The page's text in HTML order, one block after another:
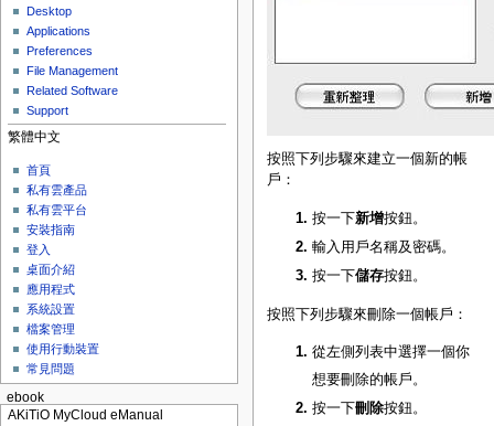
按照下列步驟來建立一個新的帳
戶：
按一下新增按鈕。
輸入用戶名稱及密碼。
按一下儲存按鈕。
按照下列步驟來刪除一個帳戶：
從左側列表中選擇一個你
想要刪除的帳戶。
按一下刪除按鈕。
Desktop
Applications
Preferences
File Management
Related Software
Support
繁體中文
首頁
私有雲產品
私有雲平台
安裝指南
登入
桌面介紹
應用程式
系統設置
檔案管理
使用行動裝置
常見問題
ebook
AKiTiO MyCloud eManual